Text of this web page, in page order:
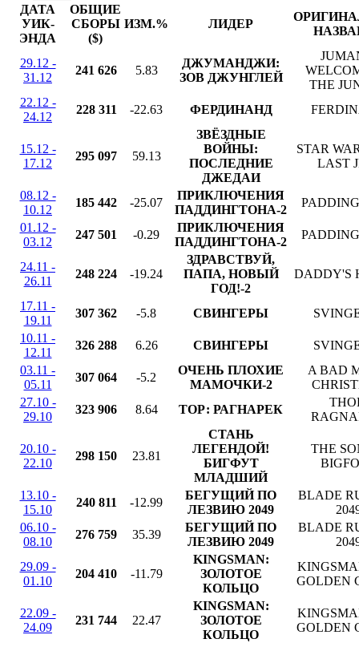
ДАТА
УИК-
ЭНДА
ОБЩИЕ
СБОРЫ
($)
ИЗМ.% ЛИДЕР
29.12 -
31.12
241 626 5.83
ДЖУМАНДЖИ:
ЗОВ ДЖУНГЛЕЙ
THE
22.12 -
24.12
228 311 -22.63 ФЕРДИНАНД
15.12 -
17.12
295 097 59.13
ЗВЁЗДНЫЕ
ВОЙНЫ:
ПОСЛЕДНИЕ
ДЖЕДАИ
STAR
LAST
08.12 -
10.12
185 442 -25.07
ПРИКЛЮЧЕНИЯ
ПАДДИНГТОНА-2
01.12 -
03.12
247 501 -0.29
ПРИКЛЮЧЕНИЯ
ПАДДИНГТОНА-2
24.11 -
26.11
248 224 -19.24
ЗДРАВСТВУЙ,
ПАПА, НОВЫЙ
ГОД!-2
DADDY'S
17.11 -
19.11
307 362 -5.8 СВИНГЕРЫ
10.11 -
12.11
326 288 6.26 СВИНГЕРЫ
03.11 -
05.11
307 064 -5.2
ОЧЕНЬ ПЛОХИЕ
МАМОЧКИ-2
A BAD
27.10 -
29.10
323 906 8.64 ТОР: РАГНАРЕК
20.10 -
22.10
298 150 23.81
СТАНЬ
ЛЕГЕНДОЙ!
БИГФУТ
МЛАДШИЙ
THE
13.10 -
15.10
240 811 -12.99
БЕГУЩИЙ ПО
ЛЕЗВИЮ 2049
BLADE
06.10 -
08.10
276 759 35.39
БЕГУЩИЙ ПО
ЛЕЗВИЮ 2049
BLADE
29.09 -
01.10
204 410 -11.79
KINGSMAN:
ЗОЛОТОЕ
КОЛЬЦО
GOLDEN
22.09 -
24.09
231 744 22.47
KINGSMAN:
ЗОЛОТОЕ
КОЛЬЦО
GOLDEN